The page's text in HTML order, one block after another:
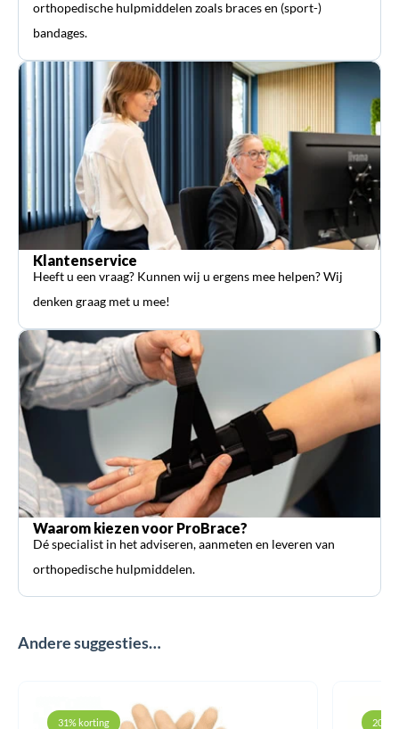
orthopedische hulpmiddelen zoals braces en (sport-)
bandages.
Klantenservice
Heeft u een vraag? Kunnen wij u ergens mee helpen? Wij
denken graag met u mee!
Waarom kiezen voor ProBrace?
Dé specialist in het adviseren, aanmeten en leveren van
orthopedische hulpmiddelen.
Andere suggesties…
31% korting 20%